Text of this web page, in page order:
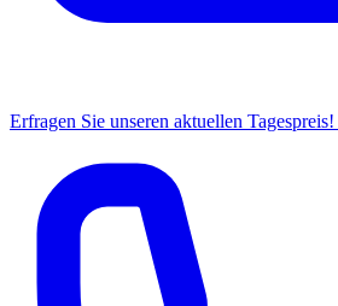
Erfragen Sie unseren aktuellen Tagespreis!